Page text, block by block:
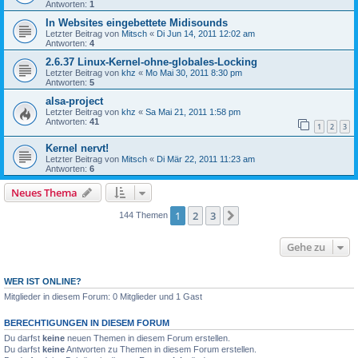
Antworten: 1
In Websites eingebettete Midisounds
Letzter Beitrag von Mitsch « Di Jun 14, 2011 12:02 am
Antworten: 4
2.6.37 Linux-Kernel-ohne-globales-Locking
Letzter Beitrag von khz « Mo Mai 30, 2011 8:30 pm
Antworten: 5
alsa-project
Letzter Beitrag von khz « Sa Mai 21, 2011 1:58 pm
Antworten: 41 1 2 3
Kernel nervt!
Letzter Beitrag von Mitsch « Di Mär 22, 2011 11:23 am
Antworten: 6
Neues Thema
144 Themen 1 2 3
Gehe zu
WER IST ONLINE?
Mitglieder in diesem Forum: 0 Mitglieder und 1 Gast
BERECHTIGUNGEN IN DIESEM FORUM
Du darfst keine neuen Themen in diesem Forum erstellen.
Du darfst keineAntworten zu Themen in diesem Forum erstellen.